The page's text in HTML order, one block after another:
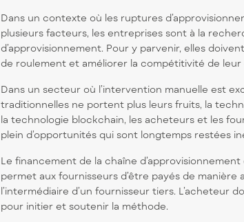
Dans un contexte où les ruptures
plusieurs facteurs, les entreprises sont à la
d’approvisionnement. Pour y parvenir, elles
de roulement et améliorer la compétitivité de leur
Dans un secteur où l’intervention manuelle est
traditionnelles ne portent plus leurs fruits, la
la technologie blockchain, les acheteurs et les
plein d’opportunités qui sont longtemps restées
Le financement de la chaîne
permet aux fournisseurs d’être payés de
l’intermédiaire d’un fournisseur tiers. L’acheteur
pour initier et soutenir la méthode.